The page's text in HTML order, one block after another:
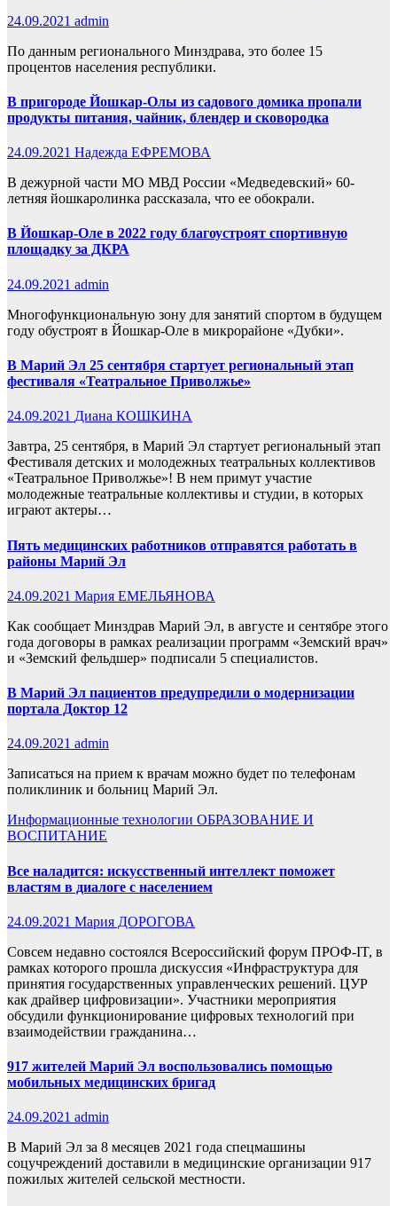
24.09.2021 admin
По данным регионального Минздрава, это более 15
процентов населения республики.
В пригороде Йошкар-Олы из садового домика пропали
продукты питания, чайник, блендер и сковородка
24.09.2021 Надежда ЕФРЕМОВА
В дежурной части МО МВД России «Медведевский» 60-
летняя йошкаролинка рассказала, что ее обокрали.
В Йошкар-Оле в 2022 году благоустроят спортивную
площадку за ДКРА
24.09.2021 admin
Многофункциональную зону для занятий спортом в будущем
году обустроят в Йошкар-Оле в микрорайоне «Дубки».
В Марий Эл 25 сентября стартует региональный этап
фестиваля «Театральное Приволжье»
24.09.2021 Диана КОШКИНА
Завтра, 25 сентября, в Марий Эл стартует региональный этап
Фестиваля детских и молодежных театральных коллективов
«Театральное Приволжье»! В нем примут участие
молодежные театральные коллективы и студии, в которых
играют актеры…
Пять медицинских работников отправятся работать в
районы Марий Эл
24.09.2021 Мария ЕМЕЛЬЯНОВА
Как сообщает Минздрав Марий Эл, в августе и сентябре этого
года договоры в рамках реализации программ «Земский врач»
и «Земский фельдшер» подписали 5 специалистов.
В Марий Эл пациентов предупредили о модернизации
портала Доктор 12
24.09.2021 admin
Записаться на прием к врачам можно будет по телефонам
поликлиник и больниц Марий Эл.
Информационные технологии ОБРАЗОВАНИЕ И
ВОСПИТАНИЕ
Все наладится: искусственный интеллект поможет
властям в диалоге с населением
24.09.2021 Мария ДОРОГОВА
Совсем недавно состоялся Всероссийский форум ПРОФ-IT, в
рамках которого прошла дискуссия «Инфраструктура для
принятия государственных управленческих решений. ЦУР
как драйвер цифровизации». Участники мероприятия
обсудили функционирование цифровых технологий при
взаимодействии гражданина…
917 жителей Марий Эл воспользовались помощью
мобильных медицинских бригад
24.09.2021 admin
В Марий Эл за 8 месяцев 2021 года спецмашины
соцучреждений доставили в медицинские организации 917
пожилых жителей сельской местности.